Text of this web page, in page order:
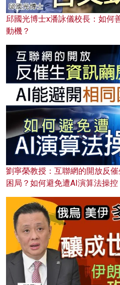
邱國光博士x潘詠儀校長：如何
動機？
劉寧榮教授：互聯網的開放反
困局？如何避免遭AI演算法操控